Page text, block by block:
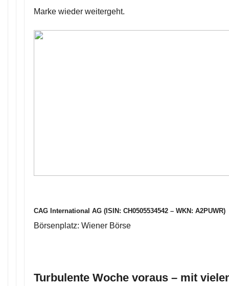
Marke wieder weitergeht.
CAG International AG (ISIN: CH0505534542 – WKN: A2PUWR)
Börsenplatz: Wiener Börse
Turbulente Woche voraus – mit